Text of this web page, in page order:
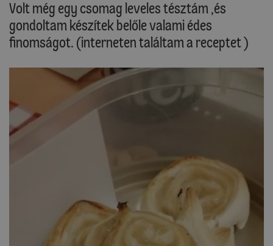
Volt még egy csomag leveles tésztám ,és
gondoltam készítek belőle valami édes
finomságot. (interneten találtam a receptet )